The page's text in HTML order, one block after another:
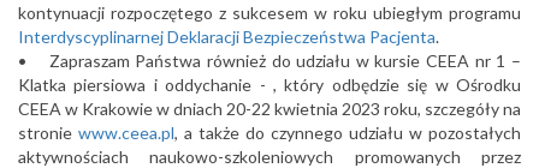
kontynuacji rozpoczętego z sukcesem w roku ubiegłym programu
Interdyscyplinarnej Deklaracji Bezpieczeństwa Pacjenta.
• Zapraszam Państwa również do udziału w kursie CEEA nr 1 –
Klatka piersiowa i oddychanie - , który odbędzie się w Ośrodku
CEEA w Krakowie w dniach 20-22 kwietnia 2023 roku, szczegóły na
stronie www.ceea.pl, a także do czynnego udziału w pozostałych
aktywnościach naukowo-szkoleniowych promowanych przez